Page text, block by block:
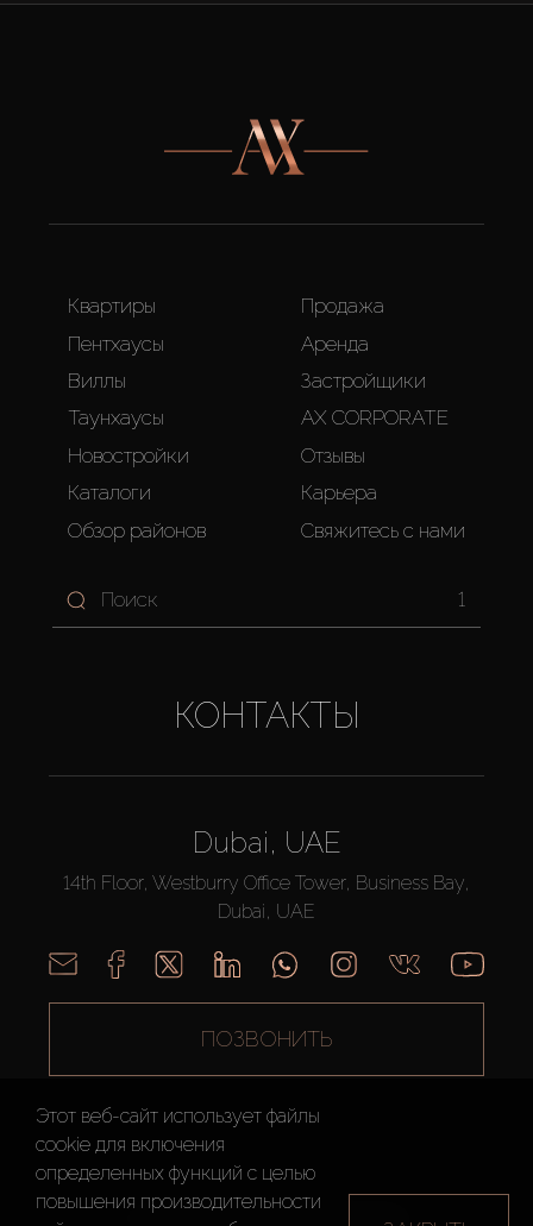
Квартиры
Пентхаусы
Виллы
Таунхаусы
Новостройки
Каталоги
Обзор районов
Продажа
Аренда
Застройщики
AX CORPORATE
Отзывы
Карьера
Свяжитесь с нами
1
КОНТАКТЫ
Dubai, UAE
14th Floor, Westburry Office Tower, Business Bay,
Dubai, UAE
ПОЗВОНИТЬ
AX CAPITAL ©2026 Все Права Защищены
Этот веб-сайт использует файлы
cookie для включения
определенных функций c целью
повышения производительности